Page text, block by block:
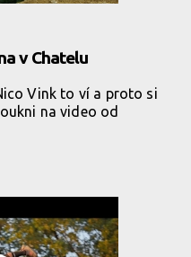
v Chatelu
Vink to ví a proto si
na video od